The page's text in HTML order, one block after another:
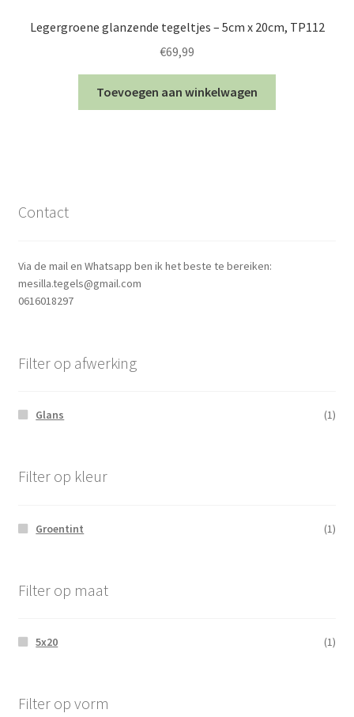
Legergroene glanzende tegeltjes – 5cm x 20cm, TP112
€69,99
Toevoegen aan winkelwagen
Contact
Via de mail en Whatsapp ben ik het beste te bereiken:
mesilla.tegels@gmail.com
0616018297
Filter op afwerking
Glans (1)
Filter op kleur
Groentint (1)
Filter op maat
5x20 (1)
Filter op vorm